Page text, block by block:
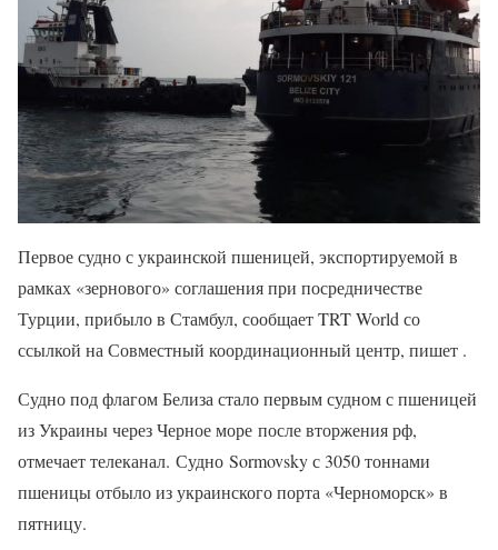
Первое судно с украинской пшеницей, экспортируемой в
рамках «зернового» соглашения при посредничестве
Турции, прибыло в Стамбул, сообщает TRT World со
ссылкой на Совместный координационный центр, пишет .
Судно под флагом Белиза стало первым судном с пшеницей
из Украины через Черное море после вторжения рф,
отмечает телеканал. Судно Sormovsky с 3050 тоннами
пшеницы отбыло из украинского порта «Черноморск» в
пятницу.